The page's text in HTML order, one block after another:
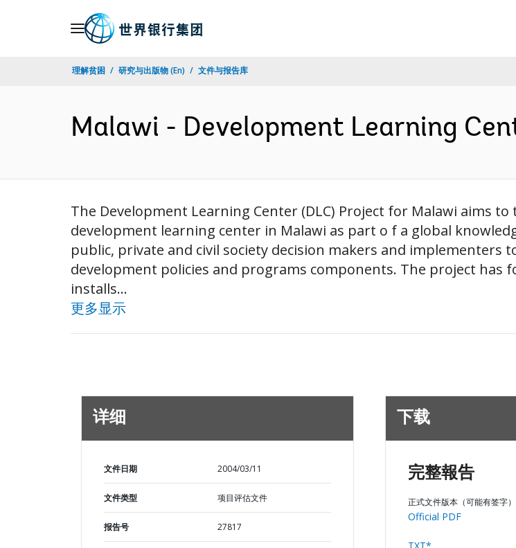
理解贫困 研究与出版物 (En) 文件与报告库
Malawi - Development Learning
The Development Learning Center (DLC) Project for Malawi aims
development learning center in Malawi as part o f a global
public, private and civil society decision makers and implementers
development policies and programs components. The project has
installs...
更多显示
详细
文件日期 2004/03/11
文件类型 项目评估文件
报告号 27817
下载
完整報告
正式文件版本（可能有签字）
Official PDF